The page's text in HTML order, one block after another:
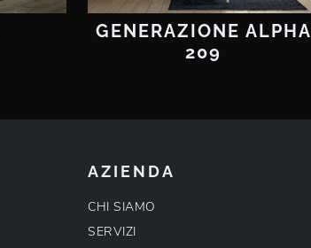
GENERAZIONE ALPHA
209
AZIENDA
CHI SIAMO
SERVIZI